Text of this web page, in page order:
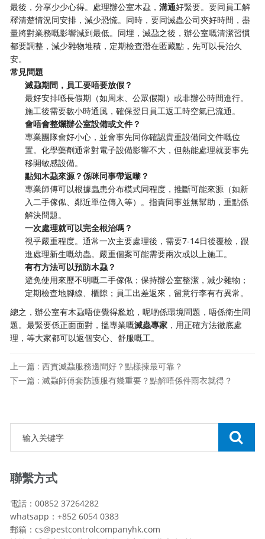
最後，分享少少心得。處理辦公室木蝨，溝通好緊要。要同員工解
釋清楚情況同安排，減少恐慌。同時，要同滅蟲公司夾好時間，盡
量將對業務嘅影響減到最低。同埋，滅蝨之後，辦公室嘅清潔習慣
都要調整，減少雜物堆積，定期檢查潛在匿藏點，先可以長治久
安。
常見問題
滅蝨期間，員工要唔要放假？
最好安排喺長假期（如周末、公眾假期）或非辦公時間進行。
施工後需要數小時通風，確保翌日員工返工時空氣已流通。
會唔會整爛辦公室設備或文件？
專業團隊會好小心，並會事先同你確認貴重設備同文件嘅位
置。化學藥劑通常對電子設備影響不大，但熱能處理就要事先
移開敏感設備。
點知木蝨來源？係咪同事帶返嚟？
專業師傅可以根據蟲患分布模式同程度，推斷可能來源（如新
入二手傢俬、鄰近單位傳入等）。指責同事並無幫助，重點係
解決問題。
一次處理就可以完全根治嗎？
視乎嚴重程度。通常一次主要處理後，需要7-14日後覆檢，跟
進處理新生嘅幼蟲。嚴重個案可能需要兩次或以上施工。
有冇方法可以預防木蝨？
避免使用來歷不明嘅二手傢俬；保持辦公室整潔，減少雜物；
定期檢查地腳線、櫃隙；員工出差返來，留意行李有冇異常。
總之，辦公室有木蝨唔使覺得尷尬，呢啲係環境問題，唔係衛生問
題。最緊要係正面面對，搵專業嘅滅蟲專家 ，用正確方法徹底處
理，等大家都可以返個安心、舒服嘅工。
上一篇 : 西貢滅蝨服務邊間好？點樣揀最可靠？
下一篇 : 滅蝨師傅套防護服有幾重要？點解唔係件雨衣就得？
聯繫方式
電話：00852 37264282
whatsapp：+852 6054 0383
郵箱：cs@pestcontrolcompanyhk.com